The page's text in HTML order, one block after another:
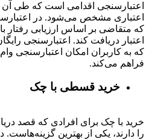
اعتبارسنجی اقدامی است که طی آن
اعتباری مشخص می‌شود. در
که متقاضی بر اساس ارزیابی رفتار
اعتبار دریافت کند. اعتبارسنجی
که به کاربران امکان اعتبارسنجی
فراهم می‌کند.
خرید قسطی با چک
خرید با چک برای افرادی که قصد
را دارند، یکی از بهترین